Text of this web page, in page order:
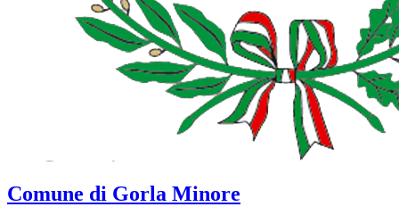
Comune di Gorla Minore